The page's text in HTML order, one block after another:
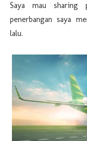
Saya mau sharing
penerbangan saya
lalu.